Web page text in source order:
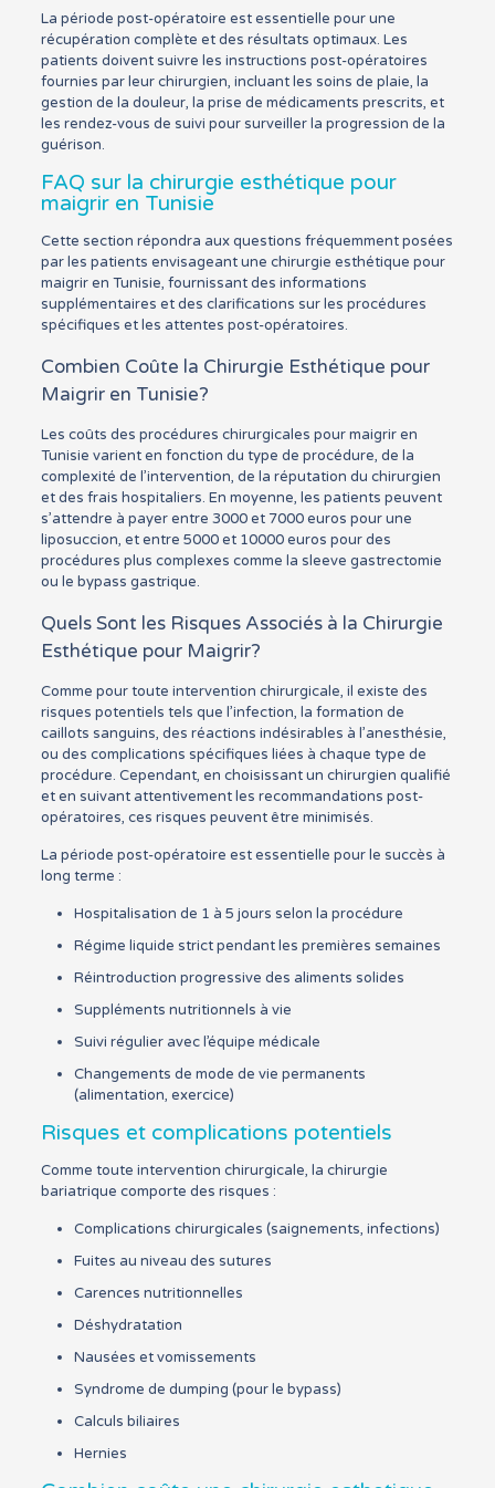
La période post-opératoire est essentielle pour une
récupération complète et des résultats optimaux. Les
patients doivent suivre les instructions post-opératoires
fournies par leur chirurgien, incluant les soins de plaie, la
gestion de la douleur, la prise de médicaments prescrits, et
les rendez-vous de suivi pour surveiller la progression de la
guérison.
FAQ sur la chirurgie esthétique pour
maigrir en Tunisie
Cette section répondra aux questions fréquemment posées
par les patients envisageant une chirurgie esthétique pour
maigrir en Tunisie, fournissant des informations
supplémentaires et des clarifications sur les procédures
spécifiques et les attentes post-opératoires.
Combien Coûte la Chirurgie Esthétique pour
Maigrir en Tunisie?
Les coûts des procédures chirurgicales pour maigrir en
Tunisie varient en fonction du type de procédure, de la
complexité de l’intervention, de la réputation du chirurgien
et des frais hospitaliers. En moyenne, les patients peuvent
s’attendre à payer entre 3000 et 7000 euros pour une
liposuccion, et entre 5000 et 10000 euros pour des
procédures plus complexes comme la sleeve gastrectomie
ou le bypass gastrique.
Quels Sont les Risques Associés à la Chirurgie
Esthétique pour Maigrir?
Comme pour toute intervention chirurgicale, il existe des
risques potentiels tels que l’infection, la formation de
caillots sanguins, des réactions indésirables à l’anesthésie,
ou des complications spécifiques liées à chaque type de
procédure. Cependant, en choisissant un chirurgien qualifié
et en suivant attentivement les recommandations post-
opératoires, ces risques peuvent être minimisés.
La période post-opératoire est essentielle pour le succès à
long terme :
Hospitalisation de 1 à 5 jours selon la procédure
Régime liquide strict pendant les premières semaines
Réintroduction progressive des aliments solides
Suppléments nutritionnels à vie
Suivi régulier avec l’équipe médicale
Changements de mode de vie permanents
(alimentation, exercice)
Risques et complications potentiels
Comme toute intervention chirurgicale, la chirurgie
bariatrique comporte des risques :
Complications chirurgicales (saignements, infections)
Fuites au niveau des sutures
Carences nutritionnelles
Déshydratation
Nausées et vomissements
Syndrome de dumping (pour le bypass)
Calculs biliaires
Hernies